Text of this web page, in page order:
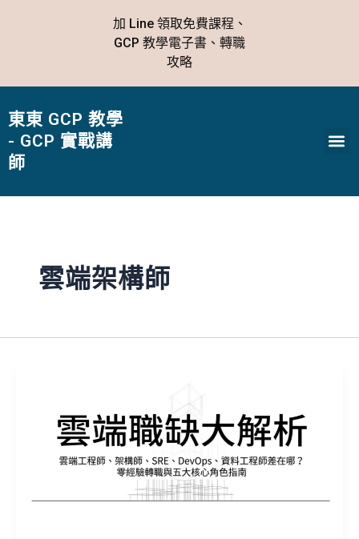
容
加 Line 領取免費課程、
GCP 教學電子書、轉職
攻略
東東 GCP 教學
- GCP 實戰講
師
雲端架構師